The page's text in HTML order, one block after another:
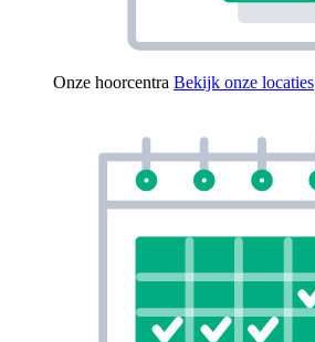
Onze hoorcentra Bekijk onze locaties